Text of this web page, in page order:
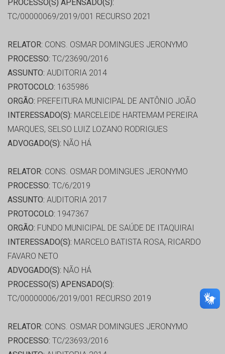
PROCESSO(S) APENSADO(S):
TC/00000069/2019/001 RECURSO 2021
RELATOR: CONS. OSMAR DOMINGUES JERONYMO
PROCESSO: TC/23690/2016
ASSUNTO: AUDITORIA 2014
PROTOCOLO: 1635986
ORGÃO: PREFEITURA MUNICIPAL DE ANTÔNIO JOÃO
INTERESSADO(S): MARCELEIDE HARTEMAM PEREIRA
MARQUES, SELSO LUIZ LOZANO RODRIGUES
ADVOGADO(S): NÃO HÁ
RELATOR: CONS. OSMAR DOMINGUES JERONYMO
PROCESSO: TC/6/2019
ASSUNTO: AUDITORIA 2017
PROTOCOLO: 1947367
ORGÃO: FUNDO MUNICIPAL DE SAÚDE DE ITAQUIRAI
INTERESSADO(S): MARCELO BATISTA ROSA, RICARDO
FAVARO NETO
ADVOGADO(S): NÃO HÁ
PROCESSO(S) APENSADO(S):
TC/00000006/2019/001 RECURSO 2019
RELATOR: CONS. OSMAR DOMINGUES JERONYMO
PROCESSO: TC/23693/2016